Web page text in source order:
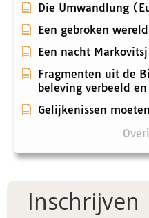
Die Umwandlung
Een gebroken
Een nacht Markovitsj
Fragmenten uit de
beleving verbeeld
Gelijkenissen
Inschrijven